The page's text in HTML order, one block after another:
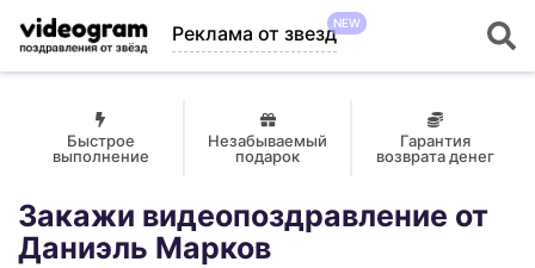
Реклама от звездNEW
Быстрое
выполнение
Незабываемый
подарок
Гарантия
возврата денег
Закажи видеопоздравление от
Даниэль Марков